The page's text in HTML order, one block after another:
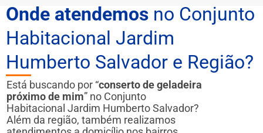
Onde atendemos no Conjunto
Habitacional Jardim
Humberto Salvador e Região?
Está buscando por “conserto de geladeira
próximo de mim” no Conjunto
Habitacional Jardim Humberto Salvador?
Além da região, também realizamos